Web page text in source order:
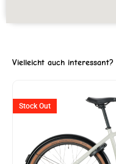
Vielleicht auch interessant?
Stock Out